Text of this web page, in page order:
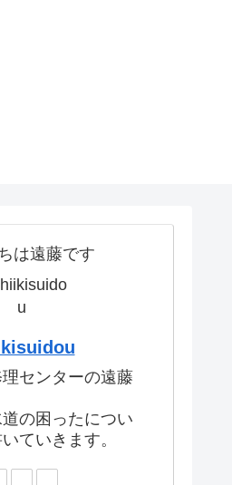
は遠藤です
センターの遠藤
の困ったについ
ていきます。